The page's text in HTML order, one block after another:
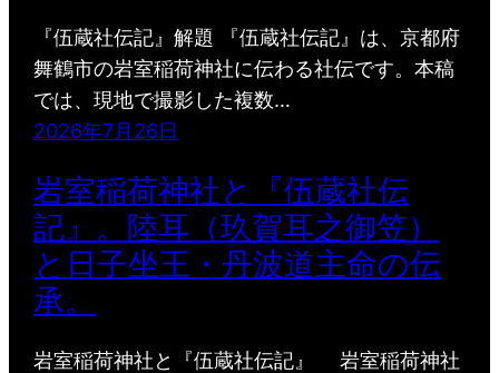
『伍蔵社伝記』解題 『伍蔵社伝記』は、京都府
舞鶴市の岩室稲荷神社に伝わる社伝です。本稿
では、現地で撮影した複数…
2026年7月26日
岩室稲荷神社と『伍蔵社伝
記』。陸耳（玖賀耳之御笠）
と日子坐王・丹波道主命の伝
承。
岩室稲荷神社と『伍蔵社伝記』 岩室稲荷神社